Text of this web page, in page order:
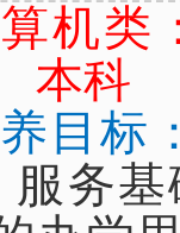
机类
本科
目标
服务